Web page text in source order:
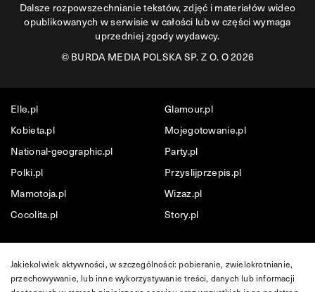
Dalsze rozpowszechnianie tekstów, zdjęć i materiałów wideo
opublikowanych w serwisie w całości lub w części wymaga
uprzedniej zgody wydawcy.
©BURDA MEDIA POLSKA SP. Z O. O 2026
Elle.pl
Glamour.pl
Kobieta.pl
Mojegotowanie.pl
National-geographic.pl
Party.pl
Polki.pl
Przyslijprzepis.pl
Mamotoja.pl
Wizaz.pl
Cocolita.pl
Story.pl
Jakiekolwiek aktywności, w szczególności: pobieranie, zwielokrotnianie,
przechowywanie, lub inne wykorzystywanie treści, danych lub informacji